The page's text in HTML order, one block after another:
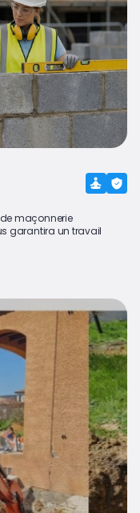
de maçonnerie
garantira un travail